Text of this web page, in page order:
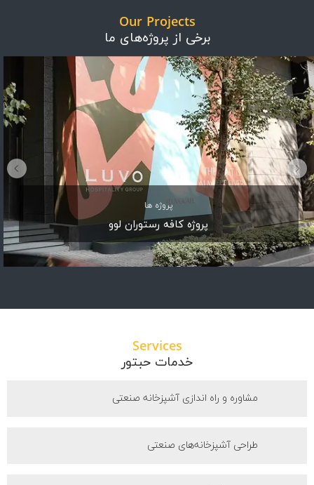
Our Projects
برخی از پروژه‌های ما
پروژه ها
پروژه کافه رستوران لوو
Services
خدمات حبتور
مشاوره و راه اندازی آشپزخانه صنعتی
طراحی آشپزخانه‌های صنعتی